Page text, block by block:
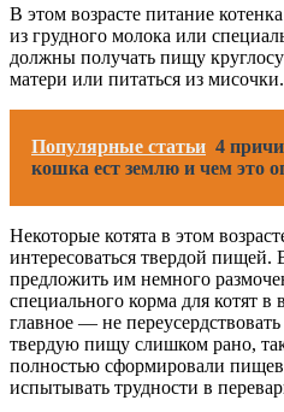
В этом возрасте питание
из грудного молока или
должны получать пищу
матери или питаться из мисочки.
Популярные статьи 4
кошка ест землю и чем это
Некоторые котята в этом
интересоваться твердой
предложить им немного
специального корма для котят в
главное — не
твердую пищу слишком рано,
полностью сформировали
испытывать трудности в